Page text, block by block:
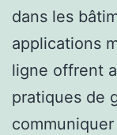
dans les
applications
ligne offrent
pratiques de